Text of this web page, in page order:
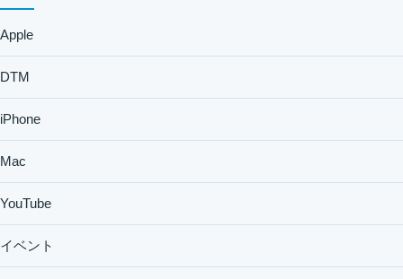
Apple
DTM
iPhone
Mac
YouTube
イベント